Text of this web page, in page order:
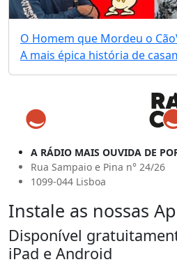
O Homem que Mordeu o Cão
A mais épica história de
A RÁDIO MAIS OUVIDA DE
Rua Sampaio e Pina n° 24/26
1099-044 Lisboa
Instale as nossas
Disponível
iPad e Android